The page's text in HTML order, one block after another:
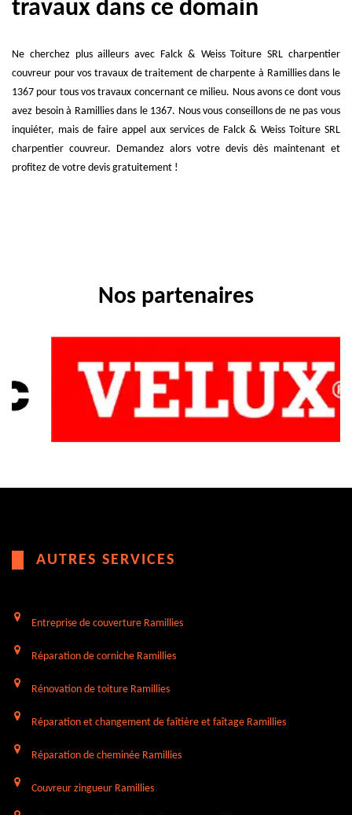
travaux dans ce domain
Ne cherchez plus ailleurs avec Falck & Weiss Toiture SRL charpentier
couvreur pour vos travaux de traitement de charpente à Ramillies dans le
1367 pour tous vos travaux concernant ce milieu. Nous avons ce dont vous
avez besoin à Ramillies dans le 1367. Nous vous conseillons de ne pas vous
inquiéter, mais de faire appel aux services de Falck & Weiss Toiture SRL
charpentier couvreur. Demandez alors votre devis dès maintenant et
profitez de votre devis gratuitement !
Nos partenaires
AUTRES SERVICES
Entreprise de couverture Ramillies
Réparation de corniche Ramillies
Rénovation de toiture Ramillies
Réparation et changement de faîtière et faîtage Ramillies
Réparation de cheminée Ramillies
Couvreur zingueur Ramillies